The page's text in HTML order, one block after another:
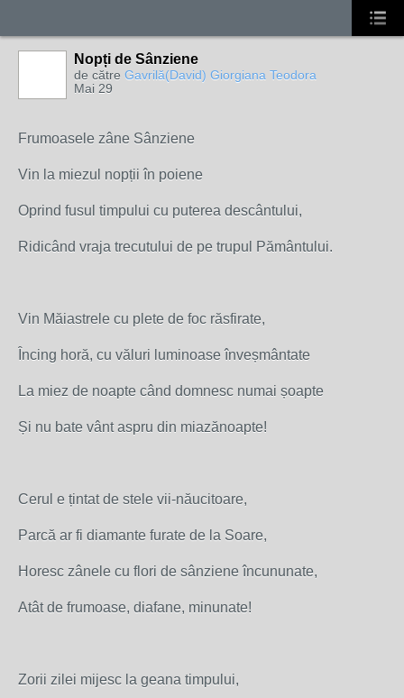
Nopți de Sânziene
de către Gavrilă(David) Giorgiana Teodora
Mai 29
Frumoasele zâne Sânziene
Vin la miezul nopții în poiene
Oprind fusul timpului cu puterea descântului,
Ridicând vraja trecutului de pe trupul Pământului.
Vin Măiastrele cu plete de foc răsfirate,
Încing horă, cu văluri luminoase înveșmântate
La miez de noapte când domnesc numai șoapte
Și nu bate vânt aspru din miazănoapte!
Cerul e țintat de stele vii-năucitoare,
Parcă ar fi diamante furate de la Soare,
Horesc zânele cu flori de sânziene încununate,
Atât de frumoase, diafane, minunate!
Zorii zilei mijesc la geana timpului,